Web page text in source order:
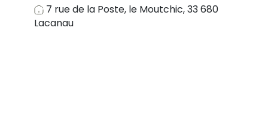
7 rue de la Poste, le Moutchic, 33 680
Lacanau